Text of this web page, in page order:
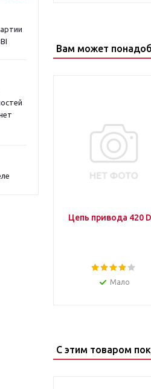
Вам может
Цепь привода
Мало
С этим товаром